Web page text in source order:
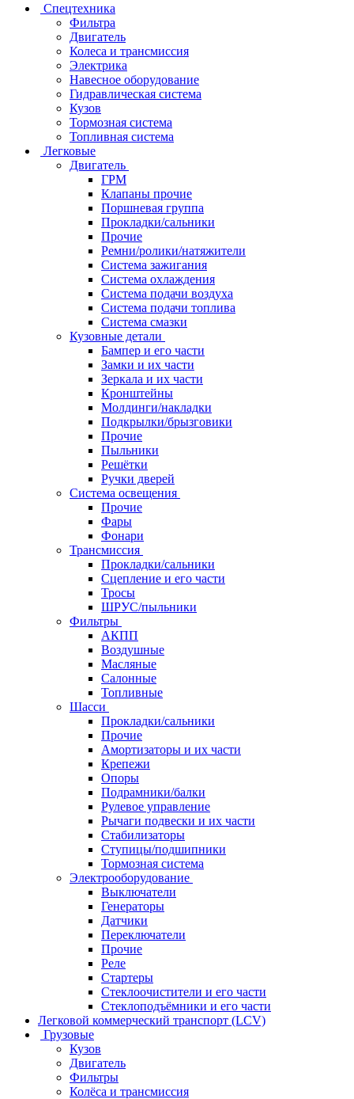
Спецтехника
Фильтра
Двигатель
Колеса и трансмиссия
Электрика
Навесное оборудование
Гидравлическая система
Кузов
Тормозная система
Топливная система
Легковые
Двигатель
ГРМ
Клапаны прочие
Поршневая группа
Прокладки/сальники
Прочие
Ремни/ролики/натяжители
Система зажигания
Система охлаждения
Система подачи воздуха
Система подачи топлива
Система смазки
Кузовные детали
Бампер и его части
Замки и их части
Зеркала и их части
Кронштейны
Молдинги/накладки
Подкрылки/брызговики
Прочие
Пыльники
Решётки
Ручки дверей
Система освещения
Прочие
Фары
Фонари
Трансмиссия
Прокладки/сальники
Сцепление и его части
Тросы
ШРУС/пыльники
Фильтры
АКПП
Воздушные
Масляные
Салонные
Топливные
Шасси
Прокладки/сальники
Прочие
Амортизаторы и их части
Крепежи
Опоры
Подрамники/балки
Рулевое управление
Рычаги подвески и их части
Стабилизаторы
Ступицы/подшипники
Тормозная система
Электрооборудование
Выключатели
Генераторы
Датчики
Переключатели
Прочие
Реле
Стартеры
Стеклоочистители и его части
Стеклоподъёмники и его части
Легковой коммерческий транспорт (LCV)
Грузовые
Кузов
Двигатель
Фильтры
Колёса и трансмиссия